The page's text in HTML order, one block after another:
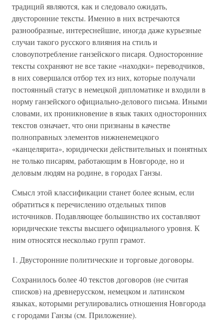
традиций являются, как и следовало ожидать,
двусторонние тексты. Именно в них встречаются
разнообразные, интереснейшие, иногда даже курьезные
случаи такого русского влияния на стиль и
словоупотребление ганзейского писаря. Односторонние
тексты сохраняют не все такие «находки» переводчиков,
в них совершался отбор тех из них, которые получали
постоянный статус в немецкой дипломатике и входили в
норму ганзейского официально-делового письма. Иными
словами, их проникновение в язык таких односторонних
текстов означает, что они признаны в качестве
полноправных элементов нижненемецкого
«канцелярита», юридически действительных и понятных
не только писарям, работающим в Новгороде, но и
деловым людям на родине, в городах Ганзы.
Смысл этой классификации станет более ясным, если
обратиться к перечислению отдельных типов
источников. Подавляющее большинство их составляют
юридические тексты высшего официального уровня. К
ним относятся несколько групп грамот.
1. Двусторонние политические и торговые договоры.
Сохранилось более 40 текстов договоров (не считая
списков) на древнерусском, немецком и латинском
языках, которыми регулировались отношения Новгорода
с городами Ганзы (см. Приложение).